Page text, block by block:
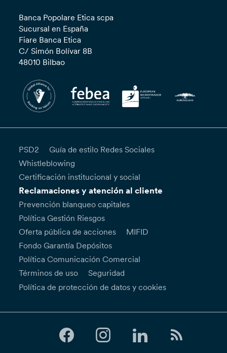
Banca Popolare Etica scpa
Sucursal en España
Fiare Banca Etica
C/ Simón Bolívar 8B
48010 Bilbao
PSD2
Guía de estilo Redes Sociales
Whistleblowing
Certificación institucional y social
Reclamaciones y atención al cliente
Prevención blanqueo capitales
Política Gestión Riesgos
Oferta pública de acciones
MIFID
Fondo Garantía Depósitos
Política Comunicación Comercial
Términos de uso
Seguridad
Política de protección de datos y cookies